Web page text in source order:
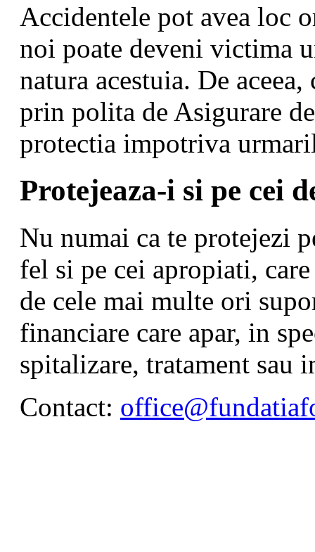
Accidentele pot avea loc
noi poate deveni victima
natura acestuia. De
prin polita de Asigurare
protectia impotriva
Protejeaza-i si pe cei
Nu numai ca te protejezi
fel si pe cei apropiati,
de cele mai multe ori
financiare care apar, in
spitalizare, tratament sau
Contact: